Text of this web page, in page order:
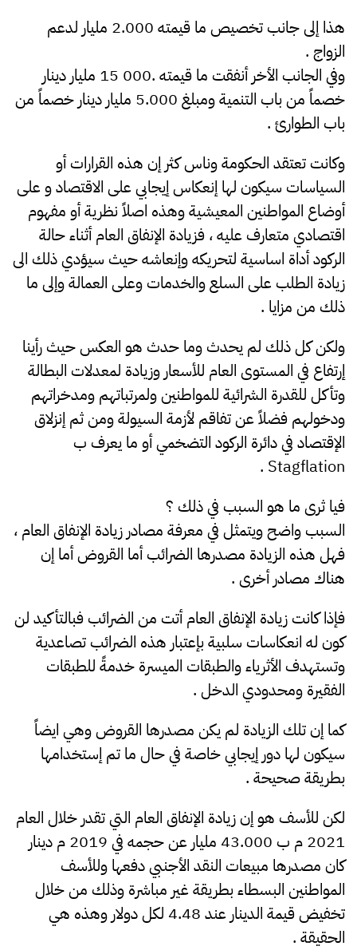
هذا إلى جانب تخصيص ما قيمته 2.000 مليار لدعم
الزواج .
وفي الجانب الأخر أنفقت ما قيمته .000 15 مليار دينار
خصماً من باب التنمية ومبلغ 5.000 مليار دينار خصماً من
باب الطوارئ .
وكانت تعتقد الحكومة وناس كثر إن هذه القرارات أو
السياسات سيكون لها إنعكاس إيجابي على الاقتصاد و على
أوضاع المواطنين المعيشية وهذه اصلاً نظرية أو مفهوم
اقتصادي متعارف عليه ، فزيادة الإنفاق العام أثناء حالة
الركود أداة اساسية لتحريكه وإنعاشه حيث سيؤدي ذلك الى
زيادة الطلب على السلع والخدمات وعلى العمالة وإلى ما
ذلك من مزايا .
ولكن كل ذلك لم يحدث وما حدث هو العكس حيث رأينا
إرتفاع في المستوى العام للأسعار وزيادة لمعدلات البطالة
وتأكل للقدرة الشرائية للمواطنين ولمرتباتهم ومدخراتهم
ودخولهم فضلاً عن تفاقم لأزمة السيولة ومن ثم إنزلاق
الإقتصاد في دائرة الركود التضخمي أو ما يعرف ب
Stagflation .
فيا ثرى ما هو السبب في ذلك ؟
السبب واضح ويتمثل في معرفة مصادر زيادة الإنفاق العام ،
فهل هذه الزيادة مصدرها الضرائب أما القروض أما إن
هناك مصادر أخرى .
فإذا كانت زيادة الإنفاق العام أتت من الضرائب فبالتأكيد لن
كون له انعكاسات سلبية بإعتبار هذه الضرائب تصاعدية
وتستهدف الأثرياء والطبقات الميسرة خدمةً للطبقات
الفقيرة ومحدودي الدخل .
كما إن تلك الزيادة لم يكن مصدرها القروض وهي ايضاً
سيكون لها دور إيجابي خاصة في حال ما تم إستخدامها
بطريقة صحيحة .
لكن للأسف هو إن زيادة الإنفاق العام التي تقدر خلال العام
2021 م ب 43.000 مليار عن حجمه في 2019 م دينار
كان مصدرها مبيعات النقد الأجنبي دفعها وللأسف
المواطنين البسطاء بطريقة غير مباشرة وذلك من خلال
تخفيض قيمة الدينار عند 4.48 لكل دولار وهذه هي
الحقيقة .